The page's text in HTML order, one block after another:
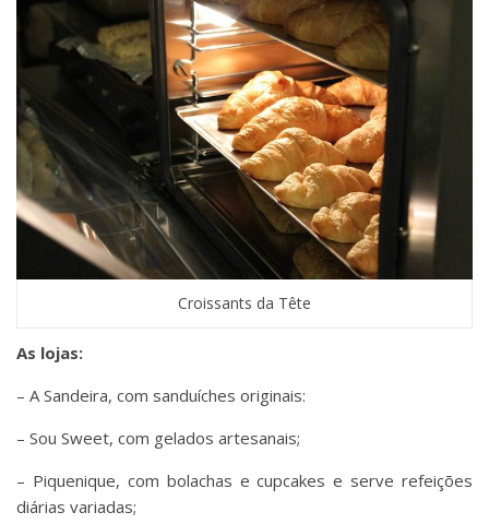
Croissants da Tête
As lojas:
– A Sandeira, com sanduíches originais:
– Sou Sweet, com gelados artesanais;
– Piquenique, com bolachas e cupcakes e serve refeições
diárias variadas;